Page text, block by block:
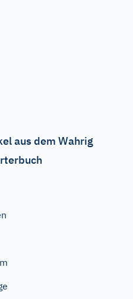
aus dem Wahrig